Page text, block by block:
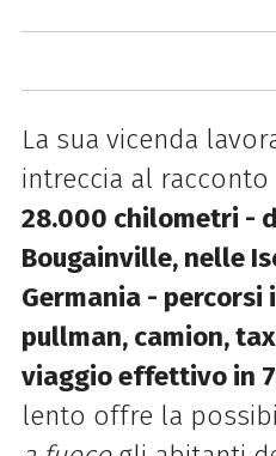
La sua vicenda
intreccia al racconto
28.000 chilometri -
Bougainville, nelle
Germania - percorsi
pullman, camion,
viaggio effettivo in
lento offre la